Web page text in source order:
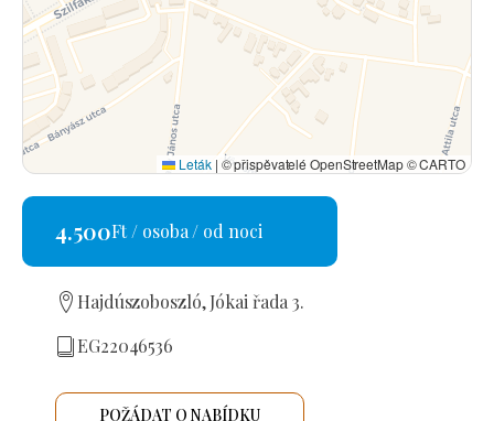
Leták | © přispěvatelé OpenStreetMap © CARTO
4.500Ft / osoba / od noci
Hajdúszoboszló, Jókai řada 3.
EG22046536
POŽÁDAT O NABÍDKU